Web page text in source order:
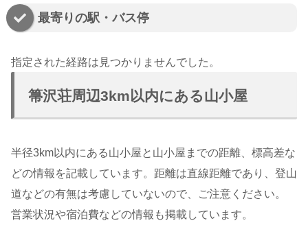
最寄りの駅・バス停
指定された経路は見つかりませんでした。
箒沢荘周辺3km以内にある山小屋
半径3km以内にある山小屋と山小屋までの距離、標高差な
どの情報を記載しています。距離は直線距離であり、登山
道などの有無は考慮していないので、ご注意ください。
営業状況や宿泊費などの情報も掲載しています。